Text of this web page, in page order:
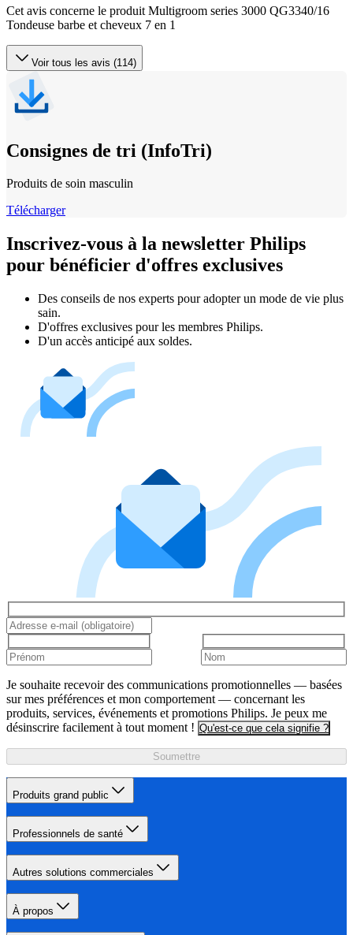
Cet avis concerne le produit Multigroom series 3000 QG3340/16
Tondeuse barbe et cheveux 7 en 1
Voir tous les avis (114)
Consignes de tri (InfoTri)
Produits de soin masculin
Télécharger
Inscrivez-vous à la newsletter Philips
pour bénéficier d'offres exclusives
Des conseils de nos experts pour adopter un mode de vie plus
sain.
D'offres exclusives pour les membres Philips.
D'un accès anticipé aux soldes.
Je souhaite recevoir des communications promotionnelles — basées
sur mes préférences et mon comportement — concernant les
produits, services, événements et promotions Philips. Je peux me
désinscrire facilement à tout moment ! Qu'est-ce que cela signifie ?
Soumettre
Produits grand public
Professionnels de santé
Autres solutions commerciales
À propos